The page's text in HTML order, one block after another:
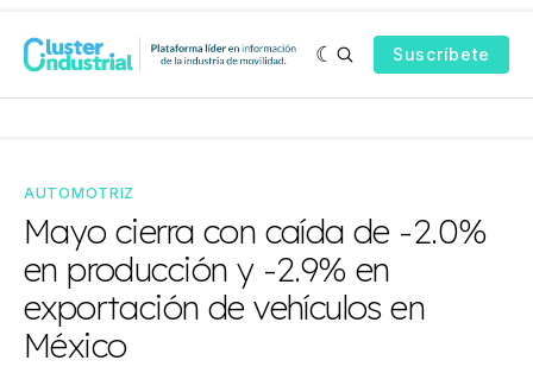
Suscríbete
AUTOMOTRIZ
Mayo cierra con caída de -2.0%
en producción y -2.9% en
exportación de vehículos en
México